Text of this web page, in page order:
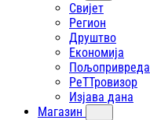
Свијет
Регион
Друштво
Економија
Пољопривреда
РеТТровизор
Изјава дана
Магазин